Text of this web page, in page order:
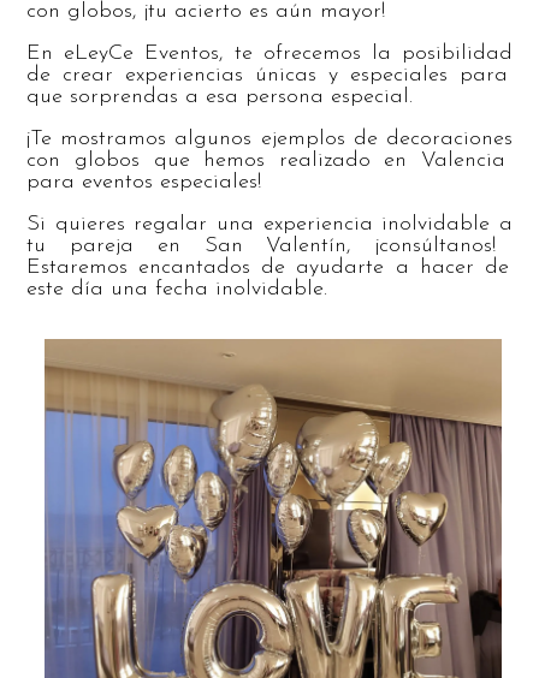
con globos, ¡tu acierto es a ú n mayor!
En
e LeyCe Eventos, te ofrecemos la posibil idad
de crear experiencias ú nicas yespecial es para
que sorprend as a esa persona especial .
¡Te mostramos al gunos ejempl os de decoraciones
con
globos que hemos real izado en
Valencia
para eventos especial es!
Si quieres regal ar una experiencia inolvid able a
tu
pareja en San Valentín, ¡consú ltanos!
Estaremos encantados de ayud arte a hacer de
este d ía una fecha inolvid able.